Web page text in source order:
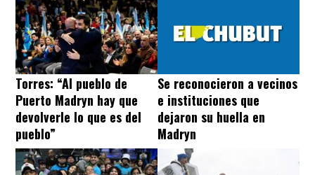
Torres: “Al pueblo de
Puerto Madryn hay que
devolverle lo que es del
pueblo”
Se reconocieron a vecinos
e instituciones que
dejaron su huella en
Madryn